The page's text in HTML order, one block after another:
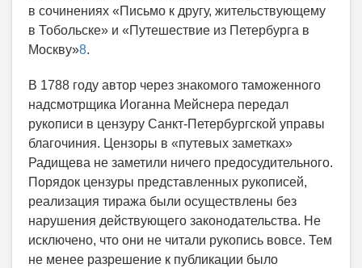
в сочинениях «Письмо к другу, жительствующему
в Тобольске» и «Путешествие из Петербурга в
Москву»8.
В 1788 году автор через знакомого таможенного
надсмотрщика Иоганна Мейснера передал
рукописи в цензуру Санкт-Петербургской управы
благочиния. Цензоры в «путевых заметках»
Радищева не заметили ничего предосудительного.
Порядок цензуры представленных рукописей,
реализация тиража были осуществлены без
нарушения действующего законодательства. Не
исключено, что они не читали рукопись вовсе. Тем
не менее разрешение к публикации было